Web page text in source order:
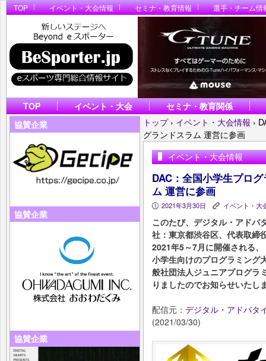
TOP イベント・大会情報 セミナ・教育情報 選手・チーム情
TOP イベント・大会
セミナ・教育関係
協賛企業
協賛企業
協賛企業
トップ › イベント・大会情報 ›
グランドスラム 運営に参画
イベント・大会情報
DAC：全国小学生プロ
ム 運営に参画
P 2021年3月30日 K イベント・大
このたび、デジタル・アドバ
社：東京都渋谷区、代表取締
2021年5～7月に開催される、
小学生向けのプログラミング
般社団法人ジュニアプログラ
りましたのでお知らせいたし
配信元： デジタル・アドバタ
(2021/03/30)